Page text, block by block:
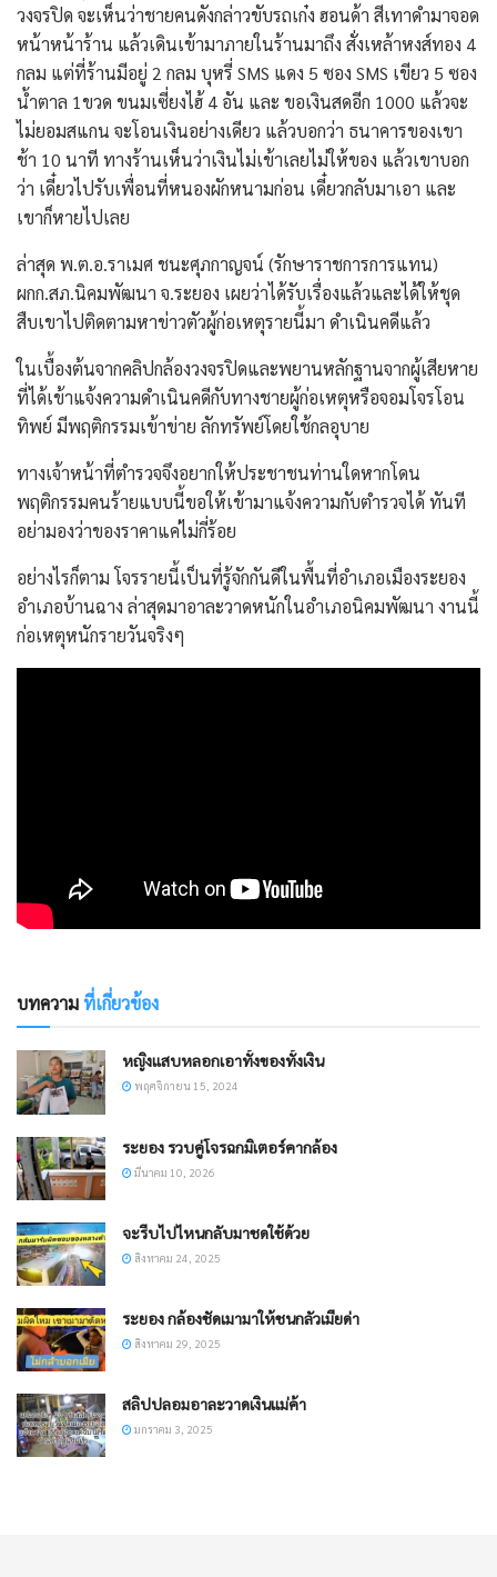
วงจรปิด จะเห็นว่าชายคนดังกล่าวขับรถเก๋ง ฮอนด้า สีเทาดำมาจอด
หน้าหน้าร้าน แล้วเดินเข้ามาภายในร้านมาถึง สั่งเหล้าหงส์ทอง 4
กลม แต่ที่ร้านมีอยู่ 2 กลม บุหรี่ SMS แดง 5 ซอง SMS เขียว 5 ซอง
น้ำตาล 1ขวด ขนมเซี่ยงไฮ้ 4 อัน และ ขอเงินสดอีก 1000 แล้วจะ
ไม่ยอมสแกน จะโอนเงินอย่างเดียว แล้วบอกว่า ธนาคารของเขา
ช้า 10 นาที ทางร้านเห็นว่าเงินไม่เข้าเลยไม่ให้ของ แล้วเขาบอก
ว่า เดี๋ยวไปรับเพื่อนที่หนองผักหนามก่อน เดี๋ยวกลับมาเอา และ
เขาก็หายไปเลย
ล่าสุด พ.ต.อ.ราเมศ ชนะศุภกาญจน์ (รักษาราชการการแทน)
ผกก.สภ.นิคมพัฒนา จ.ระยอง เผยว่าได้รับเรื่องแล้วและได้ให้ชุด
สืบเขาไปติดตามหาข่าวตัวผู้ก่อเหตุรายนี้มา ดำเนินคดีแล้ว
ในเบื้องต้นจากคลิปกล้องวงจรปิดและพยานหลักฐานจากผู้เสียหาย
ที่ได้เข้าแจ้งความดำเนินคดีกับทางชายผู้ก่อเหตุหรือจอมโจรโอน
ทิพย์ มีพฤติกรรมเข้าข่าย ลักทรัพย์โดยใช้กลอุบาย
ทางเจ้าหน้าที่ตำรวจจึงอยากให้ประชาชนท่านใดหากโดน
พฤติกรรมคนร้ายแบบนี้ขอให้เข้ามาแจ้งความกับตำรวจได้ ทันที
อย่ามองว่าของราคาแค่ไม่กี่ร้อย
อย่างไรก็ตาม โจรรายนี้เป็นที่รู้จักกันดีในพื้นที่อำเภอเมืองระยอง
อำเภอบ้านฉาง ล่าสุดมาอาละวาดหนักในอำเภอนิคมพัฒนา งานนี้
ก่อเหตุหนักรายวันจริงๆ
บทความที่เกี่ยวข้อง
หญิงแสบหลอกเอาทั้งของทั้งเงิน
พฤศจิกายน 15, 2024
ระยอง รวบคู่โจรฉกมิเตอร์คากล้อง
มีนาคม 10, 2026
จะรีบไปไหนกลับมาชดใช้ด้วย
สิงหาคม 24, 2025
ระยอง กล้องชัดเมามาให้ชนกลัวเมียด่า
สิงหาคม 29, 2025
สลิปปลอมอาละวาดเงินแม่ค้า
มกราคม 3, 2025